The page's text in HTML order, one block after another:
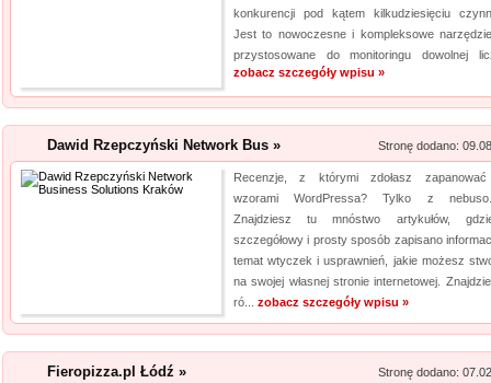
konkurencji pod kątem kilkudziesięciu
Jest to nowoczesne i kompleksowe
przystosowane do monitoringu dowolnej
zobacz szczegóły wpisu »
Dawid Rzepczyński Network Bus » Stronę dodano:
Recenzje, z którymi zdołasz
wzorami WordPressa? Tylko z
Znajdziesz tu mnóstwo artykułów,
szczegółowy i prosty sposób zapisano
temat wtyczek i usprawnień, jakie możesz
na swojej własnej stronie internetowej.
ró... zobacz szczegóły wpisu »
Fieropizza.pl Łódź » Stronę dodano: